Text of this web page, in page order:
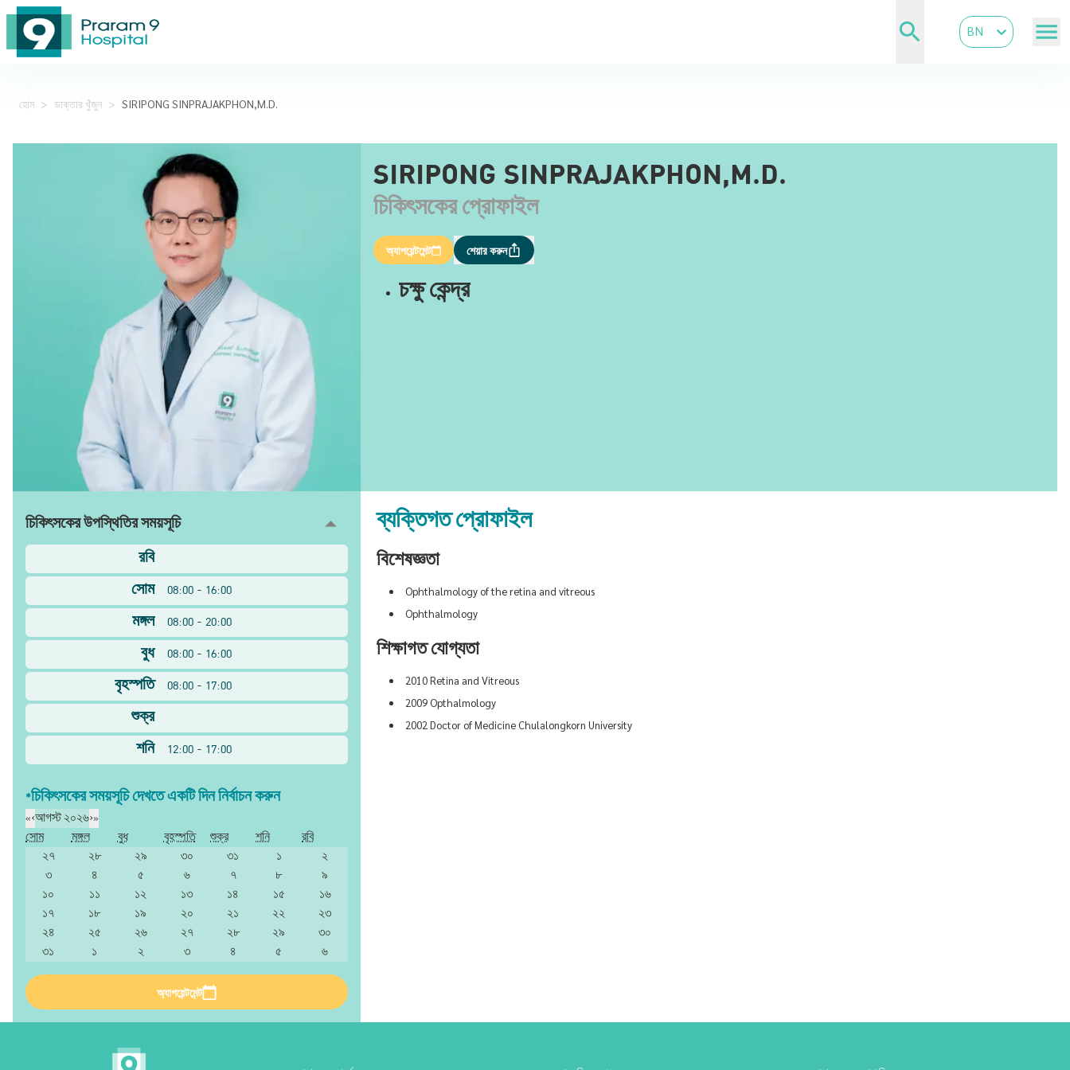
BN
হোম > ডাক্তার খুঁজুন > SIRIPONG SINPRAJAKPHON,M.D.
SIRIPONG SINPRAJAKPHON,M.D.
চিকিৎসকের প্রোফাইল
অ্যাপয়েন্টমেন্ট শেয়ার করুন
চক্ষু কেন্দ্র
চিকিৎসকের উপস্থিতির সময়সূচি
রবি
সোম
08:00 - 16:00
মঙ্গল
08:00 - 20:00
বুধ
08:00 - 16:00
বৃহস্পতি
08:00 - 17:00
শুক্র
শনি
12:00 - 17:00
*চিকিৎসকের সময়সূচি দেখতে একটি দিন নির্বাচন করুন
«‹আগস্ট ২০২৬›»
সোম
মঙ্গল বুধ বৃহস্পতি শুক্র শনি
রবি
২৭
২৮ ২৯ ৩০ ৩১ ১
২
৩
৪ ৫ ৬ ৭ ৮
৯
১০
১১ ১২ ১৩ ১৪ ১৫
১৬
১৭
১৮ ১৯ ২০ ২১ ২২
২৩
২৪
২৫ ২৬ ২৭ ২৮ ২৯
৩০
৩১
১ ২ ৩ ৪ ৫ ৬
অ্যাপয়েন্টমেন্ট
ব্যক্তিগত প্রোফাইল
বিশেষজ্ঞতা
Ophthalmology of the retina and vitreous
Ophthalmology
শিক্ষাগত যোগ্যতা
2010 Retina and Vitreous
2009 Opthalmology
2002 Doctor of Medicine Chulalongkorn University